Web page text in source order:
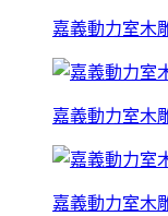
嘉義動力室木
嘉義動力室木
嘉義動力室木